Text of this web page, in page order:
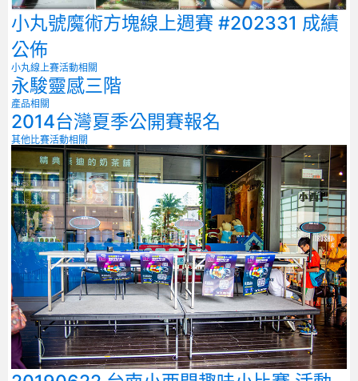
小丸號魔術方塊線上週賽 #202331 成績
公佈
小丸線上賽活動相關
永駿靈感三階
產品相關
2014台灣夏季公開賽報名
其他比賽活動相關